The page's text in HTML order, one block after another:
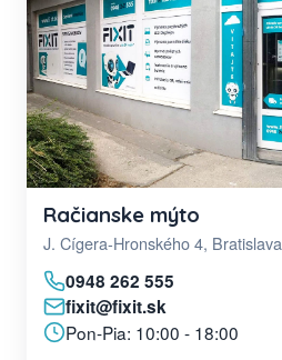
Račianske mýto
J. Cígera-Hronského 4, Bratislava
0948 262 555
fixit@fixit.sk
Pon-Pia: 10:00 - 18:00